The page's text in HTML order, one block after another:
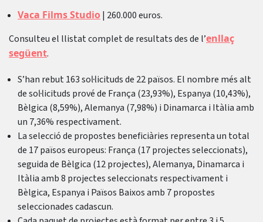
Vaca Films Studio| 260.000 euros.
Consulteu el llistat complet de resultats des de l’enllaç
següent.
S’han rebut 163 sol·licituds de 22 països. El nombre més alt
de sol·licituds prové de França (23,93%), Espanya (10,43%),
Bèlgica (8,59%), Alemanya (7,98%) i Dinamarca i Itàlia amb
un 7,36% respectivament.
La selecció de propostes beneficiàries representa un total
de 17 països europeus: França (17 projectes seleccionats),
seguida de Bèlgica (12 projectes), Alemanya, Dinamarca i
Itàlia amb 8 projectes seleccionats respectivament i
Bèlgica, Espanya i Països Baixos amb 7 propostes
seleccionades cadascun.